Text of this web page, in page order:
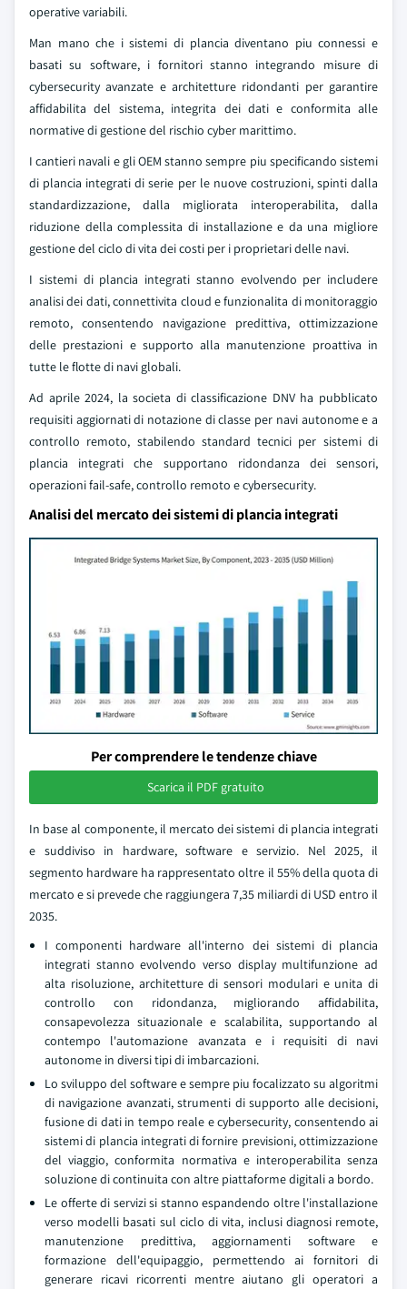
operative variabili.
Man mano che i sistemi di plancia diventano piu connessi e
basati su software, i fornitori stanno integrando misure di
cybersecurity avanzate e architetture ridondanti per garantire
affidabilita del sistema, integrita dei dati e conformita alle
normative di gestione del rischio cyber marittimo.
I cantieri navali e gli OEM stanno sempre piu specificando sistemi
di plancia integrati di serie per le nuove costruzioni, spinti dalla
standardizzazione, dalla migliorata interoperabilita, dalla
riduzione della complessita di installazione e da una migliore
gestione del ciclo di vita dei costi per i proprietari delle navi.
I sistemi di plancia integrati stanno evolvendo per includere
analisi dei dati, connettivita cloud e funzionalita di monitoraggio
remoto, consentendo navigazione predittiva, ottimizzazione
delle prestazioni e supporto alla manutenzione proattiva in
tutte le flotte di navi globali.
Ad aprile 2024, la societa di classificazione DNV ha pubblicato
requisiti aggiornati di notazione di classe per navi autonome e a
controllo remoto, stabilendo standard tecnici per sistemi di
plancia integrati che supportano ridondanza dei sensori,
operazioni fail-safe, controllo remoto e cybersecurity.
Analisi del mercato dei sistemi di plancia integrati
Per comprendere le tendenze chiave
Scarica il PDF gratuito
In base al componente, il mercato dei sistemi di plancia integrati
e suddiviso in hardware, software e servizio. Nel 2025, il
segmento hardware ha rappresentato oltre il 55% della quota di
mercato e si prevede che raggiungera 7,35 miliardi di USD entro il
2035.
I componenti hardware all'interno dei sistemi di plancia
integrati stanno evolvendo verso display multifunzione ad
alta risoluzione, architetture di sensori modulari e unita di
controllo con ridondanza, migliorando affidabilita,
consapevolezza situazionale e scalabilita, supportando al
contempo l'automazione avanzata e i requisiti di navi
autonome in diversi tipi di imbarcazioni.
Lo sviluppo del software e sempre piu focalizzato su algoritmi
di navigazione avanzati, strumenti di supporto alle decisioni,
fusione di dati in tempo reale e cybersecurity, consentendo ai
sistemi di plancia integrati di fornire previsioni, ottimizzazione
del viaggio, conformita normativa e interoperabilita senza
soluzione di continuita con altre piattaforme digitali a bordo.
Le offerte di servizi si stanno espandendo oltre l'installazione
verso modelli basati sul ciclo di vita, inclusi diagnosi remote,
manutenzione predittiva, aggiornamenti software e
formazione dell'equipaggio, permettendo ai fornitori di
generare ricavi ricorrenti mentre aiutano gli operatori a